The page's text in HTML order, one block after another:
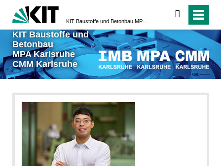
KIT Baustoffe und Betonbau MPA Karlsruhe CMM Karlsruhe
suchen
KIT Baustoffe und
Betonbau
MPA Karlsruhe
CMM Karlsruhe